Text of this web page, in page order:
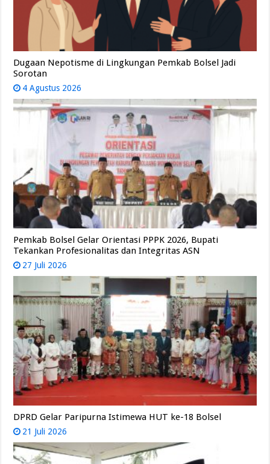
Dugaan Nepotisme di Lingkungan Pemkab Bolsel Jadi
Sorotan
4 Agustus 2026
Pemkab Bolsel Gelar Orientasi PPPK 2026, Bupati
Tekankan Profesionalitas dan Integritas ASN
27 Juli 2026
DPRD Gelar Paripurna Istimewa HUT ke-18 Bolsel
21 Juli 2026